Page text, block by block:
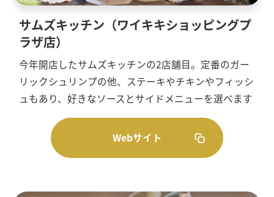
サムズキッチン（ワイキキショッピングプ
ラザ店）
今年開店したサムズキッチンの2店舗目。定番のガー
リックシュリンプの他、ステーキやチキンやフィッシ
ュもあり、好きなソースとサイドメニューを選べます
Webサイト